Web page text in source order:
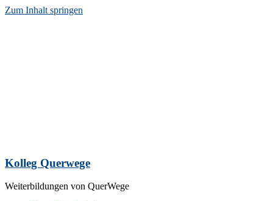
Zum Inhalt springen
Kolleg Querwege
Weiterbildungen von QuerWege